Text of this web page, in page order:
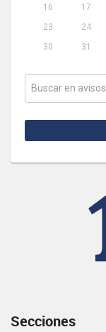
16
17
23
24
30
31
Secciones